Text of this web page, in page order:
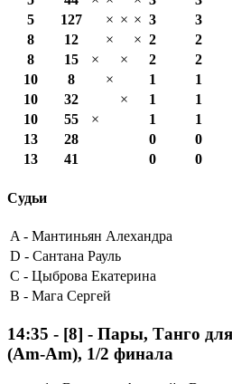
5
127 × × × 3
3
8
12 × × 2
2
8
15 × × 2
2
10
8 × 1
1
10
32 × 1
1
10
55 × 1
1
13
28 0
0
13
41 0 0
Судьи
A - Мантиньян Алехандра
D - Сантана Рауль
C - Цыброва Екатерина
B - Мага Сергей
14:35 - [8] - Пары, Танго
(Am-Am), 1/2 финала